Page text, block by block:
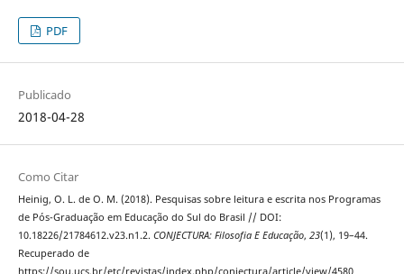
PDF
Publicado
2018-04-28
Como Citar
Heinig, O. L. de O. M. (2018). Pesquisas sobre leitura e escrita nos Programas
de Pós-Graduação em Educação do Sul do Brasil // DOI:
10.18226/21784612.v23.n1.2. CONJECTURA: Filosofia E Educação, 23(1), 19–44.
Recuperado de
https://sou.ucs.br/etc/revistas/index.php/conjectura/article/view/4580